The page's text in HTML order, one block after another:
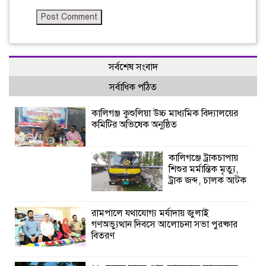
সর্বশেষ সংবাদ
সর্বাধিক পঠিত
কালিগঞ্জ কুশুলিয়া উচ্চ মাধ্যমিক বিদ্যালয়ের
কমিটির অভিষেক অনুষ্ঠিত
কালিগঞ্জে ট্রাকচাপায়
শিশুর মর্মান্তিক মৃত্যু,
ট্রাক জব্দ, চালক আটক
রামপালে যথাযোগ্য মর্যাদায় জুলাই
গণঅভ্যুত্থান দিবসে আলোচনা সভা পুরষ্কার
বিতরণ